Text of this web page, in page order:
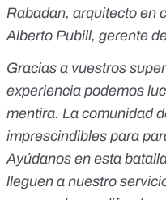
Rabadan, arquitecto en
Alberto Pubill, gerente
Gracias a vuestros
experiencia podemos
mentira. La comunidad
imprescindibles para
Ayúdanos en esta
lleguen a nuestro